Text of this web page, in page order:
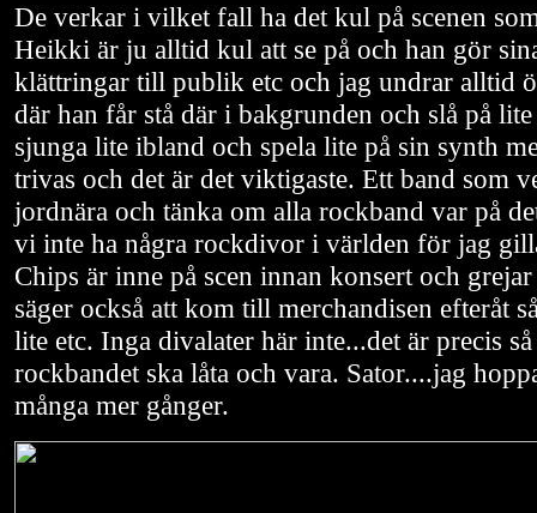
De verkar i vilket fall ha det kul på scenen
Heikki är ju alltid kul att se på och han gör
klättringar till publik etc och jag undrar alltid
där han får stå där i bakgrunden och slå på
sjunga lite ibland och spela lite på sin synth
trivas och det är det viktigaste. Ett band som
jordnära och tänka om alla rockband var på
vi inte ha några rockdivor i världen för jag
Chips är inne på scen innan konsert och
säger också att kom till merchandisen efteråt
lite etc. Inga divalater här inte...det är precis
rockbandet ska låta och vara. Sator....jag
många mer gånger.